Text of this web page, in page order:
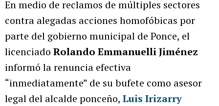
En medio de reclamos de múltiples sectores
contra alegadas acciones homofóbicas por
parte del gobierno municipal de Ponce, el
licenciado Rolando Emmanuelli Jiménez
informó la renuncia efectiva
“inmediatamente” de su bufete como asesor
legal del alcalde ponceño, Luis Irizarry